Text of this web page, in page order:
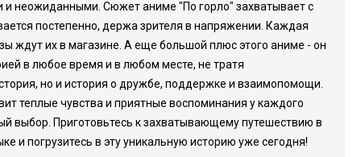
и неожиданными. Сюжет аниме "По горло" захватывает с
постепенно, держа зрителя в напряжении. Каждая
ждут их в магазине. А еще большой плюс этого аниме - он
в любое время и в любом месте, не тратя
но и история о дружбе, поддержке и взаимопомощи.
теплые чувства и приятные воспоминания у каждого
выбор. Приготовьтесь к захватывающему путешествию в
и погрузитесь в эту уникальную историю уже сегодня!